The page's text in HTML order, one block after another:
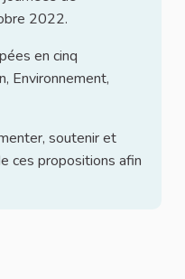
2022.
en cinq
Environnement,
soutenir et
ces propositions afin